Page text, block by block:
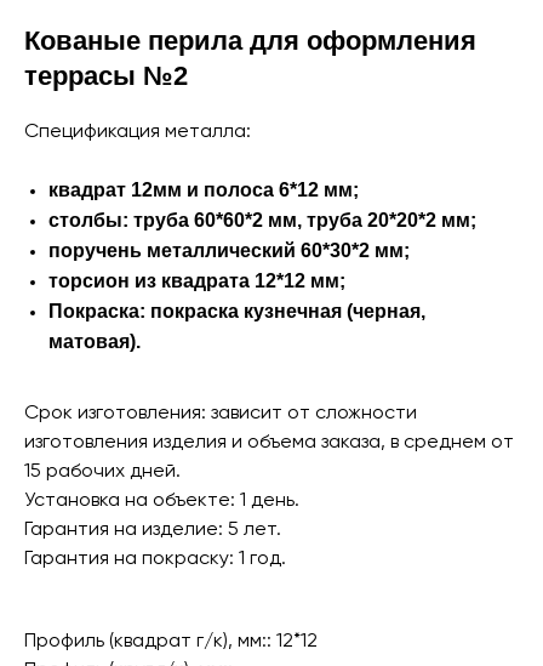
Кованые перила для оформления
террасы №2
Спецификация металла:
квадрат 12мм и полоса 6*12 мм;
столбы: труба 60*60*2 мм, труба 20*20*2 мм;
поручень металлический 60*30*2 мм;
торсион из квадрата 12*12 мм;
Покраска: покраска кузнечная (черная,
матовая).
Срок изготовления: зависит от сложности
изготовления изделия и объема заказа, в среднем от
15 рабочих дней.
Установка на объекте: 1 день.
Гарантия на изделие: 5 лет.
Гарантия на покраску: 1 год.
Профиль (квадрат г/к), мм:: 12*12